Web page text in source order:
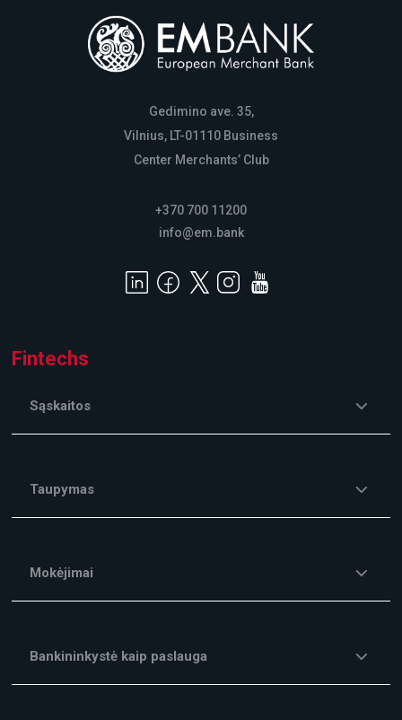
Gedimino ave. 35,
Vilnius, LT-01110 Business
Center Merchants’ Club
+370 700 11200
info@em.bank
Fintechs
Sąskaitos
Taupymas
Mokėjimai
Bankininkystė kaip paslauga